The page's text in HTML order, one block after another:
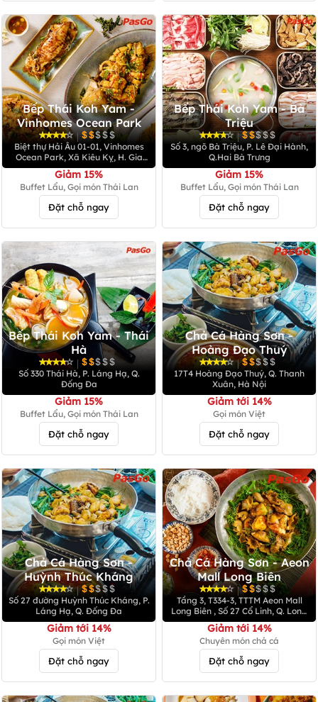
Bếp Thái Koh Yam -
Vinhomes Ocean Park
|
Biệt thự Hải Âu 01-01, Vinhomes
Ocean Park, Xã Kiêu Kỵ, H. Gia
Lâm
Giảm 15%
Buffet Lẩu, Gọi món Thái Lan
Đặt chỗ ngay
Bếp Thái Koh Yam - Bà
Triệu
|
Số 3, ngõ Bà Triệu, P. Lê Đại Hành,
Q.Hai Bà Trưng
Giảm 15%
Buffet Lẩu, Gọi món Thái Lan
Đặt chỗ ngay
Bếp Thái Koh Yam - Thái
Hà
|
Số 330 Thái Hà, P. Láng Hạ, Q.
Đống Đa
Giảm 15%
Buffet Lẩu, Gọi món Thái Lan
Đặt chỗ ngay
Chả Cá Hàng Sơn -
Hoàng Đạo Thuý
|
17T4 Hoàng Đạo Thuý, Q. Thanh
Xuân, Hà Nội
Giảm tới 14%
Gọi món Việt
Đặt chỗ ngay
Chả Cá Hàng Sơn -
Huỳnh Thúc Kháng
|
Số 27 đường Huỳnh Thúc Kháng, P.
Láng Hạ, Q. Đống Đa
Giảm tới 14%
Gọi món Việt
Đặt chỗ ngay
Chả Cá Hàng Sơn - Aeon
Mall Long Biên
|
Tầng 3, T334-3, TTTM Aeon Mall
Long Biên , Số 27 Cổ Linh, Q. Long
Biên
Giảm tới 14%
Chuyên món chả cá
Đặt chỗ ngay